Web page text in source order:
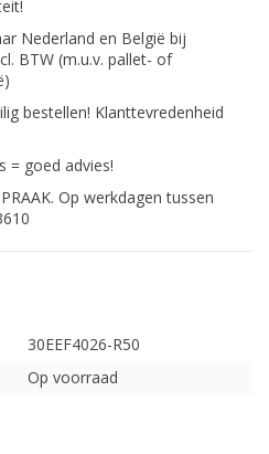
Nederland en België bij
BTW (m.u.v. pallet- of
bestellen! Klanttevredenheid
= goed advies!
Op werkdagen tussen
30EEF4026-R50
Op voorraad